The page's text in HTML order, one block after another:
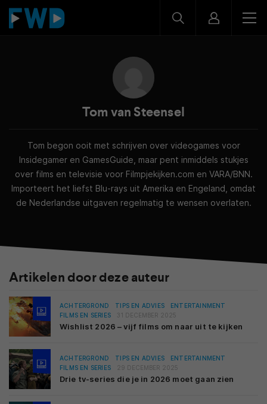
Tom van Steensel
Tom begon ooit met schrijven over videogames voor
Insidegamer en GamesGuide, maar pent inmiddels stukjes
over films en televisie voor Filmpjekijken.com en VARA/BNN.
Importeert het liefst Blu-rays uit Amerika en Engeland, omdat
de Nederlandse uitgaven regelmatig te wensen overlaten.
Artikelen door deze auteur
ACHTERGROND TIPS EN ADVIES
ENTERTAINMENT
FILMS EN SERIES
31 DECEMBER 2025
Wishlist 2026 – vijf films om naar uit te kijken
ACHTERGROND TIPS EN ADVIES
ENTERTAINMENT
FILMS EN SERIES
29 DECEMBER 2025
Drie tv-series die je in 2026 moet gaan zien